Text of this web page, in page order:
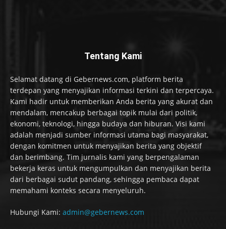
Tentang Kami
Selamat datang di Gebernews.com, platform berita
terdepan yang menyajikan informasi terkini dan terpercaya.
Kami hadir untuk memberikan Anda berita yang akurat dan
mendalam, mencakup berbagai topik mulai dari politik,
ekonomi, teknologi, hingga budaya dan hiburan. Visi kami
adalah menjadi sumber informasi utama bagi masyarakat,
dengan komitmen untuk menyajikan berita yang objektif
dan berimbang. Tim jurnalis kami yang berpengalaman
bekerja keras untuk mengumpulkan dan menyajikan berita
dari berbagai sudut pandang, sehingga pembaca dapat
memahami konteks secara menyeluruh.
Hubungi Kami: admin@gebernews.com